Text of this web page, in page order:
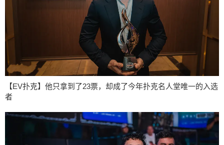
【EV扑克】他只拿到了23票，却成了今年扑克名人堂唯一的入选
者